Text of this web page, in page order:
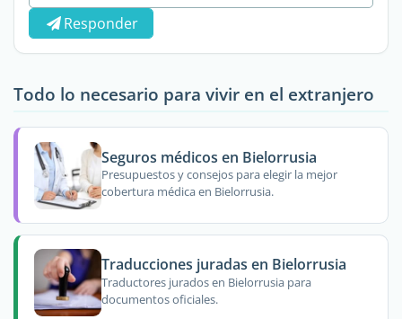
Responder
Todo lo necesario para vivir en el extranjero
Seguros médicos en Bielorrusia
Presupuestos y consejos para elegir la mejor
cobertura médica en Bielorrusia.
Traducciones juradas en Bielorrusia
Traductores jurados en Bielorrusia para
documentos oficiales.